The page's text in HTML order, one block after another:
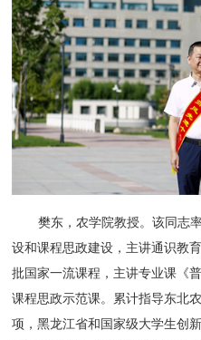
樊东，农学院教授。该同志
设和课程思政建设，主讲通识教
批国家一流课程，主讲专业课《
课程思政示范课。累计指导东北
项，黑龙江省和国家级大学生创